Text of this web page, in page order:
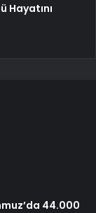
Hayatını
44.000